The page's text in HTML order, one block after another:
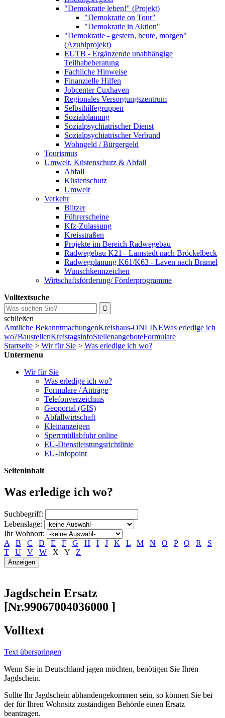
"Demokratie leben!" (Projekt)
"Demokratie on Tour"
"Demokratie in Aktion"
"Demokratie - gestern, heute, morgen"
(Azubiprojekt)
EUTB - Ergänzende unabhängige
Teilhabeberatung
Fachliche Hinweise
Finanzielle Hilfen
Jobcenter Cuxhaven
Regionales Versorgungszentrum
Selbsthilfegruppen
Sozialplanung
Sozialpsychiatrischer Dienst
Sozialpsychiatrischer Verbund
Wohngeld / Bürgergeld
Tourismus
Umwelt, Küstenschutz & Abfall
Abfall
Küstenschutz
Umwelt
Verkehr
Blitzer
Führerscheine
Kfz-Zulassung
Kreisstraßen
Projekte im Bereich Radwegebau
Radwegebau K21 - Lamstedt nach Bröckelbeck
Radwegplanung K61/K63 - Laven nach Bramel
Wunschkennzeichen
Wirtschaftsförderung/ Förderprogramme
Volltextsuche
schließen
Amtliche BekanntmachungenKreishaus-ONLINEWas erledige ich
wo?BaustellenKreistagsinfoStellenangeboteFormulare
Startseite > Wir für Sie > Was erledige ich wo?
Untermenu
Wir für Sie
Was erledige ich wo?
Formulare / Anträge
Telefonverzeichnis
Geoportal (GIS)
Abfallwirtschaft
Kleinanzeigen
Sperrmüllabfuhr online
EU-Dienstleistungsrichtlinie
EU-Infopoint
Seiteninhalt
Was erledige ich wo?
Suchbegriff:
Lebenslage:
Ihr Wohnort:
A
B C D E F G H I J K L M N O P Q R
S
T
U V W X Y Z
Jagdschein Ersatz
[Nr.99067004036000 ]
Volltext
Text überspringen
Wenn Sie in Deutschland jagen möchten, benötigen Sie Ihren
Jagdschein.
Sollte Ihr Jagdschein abhandengekommen sein, so können Sie bei
der für Ihren Wohnsitz zuständigen Behörde einen Ersatz
beantragen.